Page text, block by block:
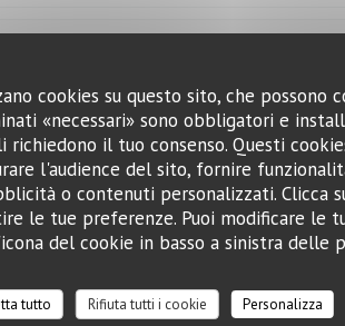
cookies su questo sito, che possono
«necessari» sono obbligatori e
il tuo consenso. Questi
l'audience del sito, fornire
o contenuti personalizzati. Clicca
le tue preferenze. Puoi modificare le
del cookie in basso a sinistra delle
tutto Rifiuta tutti i cookie
Personalizza
Servizio:5/5 Atmosfera:5/5 Cucina:5 /5 Qualità /
Servizio: 5/5 Atmosfera:5/5 Cucina:5/5 Qualità /